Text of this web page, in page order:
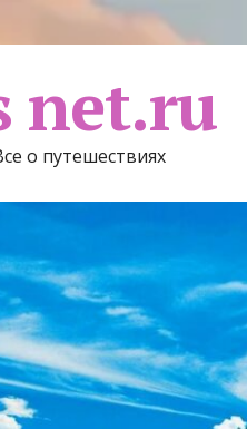
net.ru
о путешествиях